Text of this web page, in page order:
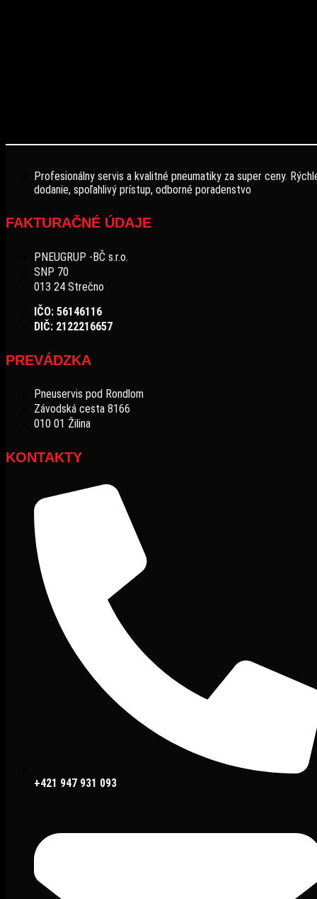
Profesionálny servis a kvalitné pneumatiky za super ceny.
dodanie, spoľahlivý prístup, odborné poradenstvo
FAKTURAČNÉ ÚDAJE
PNEUGRUP -BČ s.r.o.
SNP 70
013 24 Strečno
IČO: 56146116
DIČ: 2122216657
PREVÁDZKA
Pneuservis pod Rondlom
Závodská cesta 8166
010 01 Žilina
KONTAKTY
+421 947 931 093